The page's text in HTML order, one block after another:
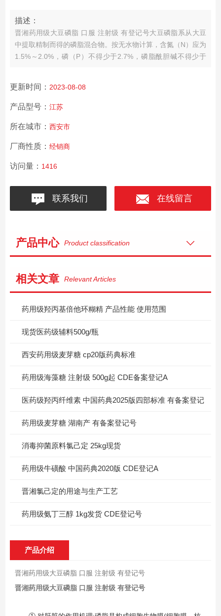
描述：
晋湘药用级大豆磷脂 口服 注射级 有登记号大豆磷脂系从大豆
中提取精制而得的磷脂混合物。按无水物计算，含氮（N）应为
1.5%～2.0%，磷（P）不得少于2.7%，磷脂酰胆碱不得少于
状体。
更新时间： 2023-08-08
产品型号： 江苏
所在城市： 西安市
厂商性质： 经销商
访问量： 1416
联系我们 在线留言
产品中心 Product classification
相关文章 Relevant Articles
药用级羟丙基倍他环糊精 产品性能 使用范围
现货医药级辅料500g/瓶
西安药用级麦芽糖 cp20版药典标准
药用级海藻糖 注射级 500g起 CDE备案登记A
医药级羟丙纤维素 中国药典2025版四部标准 有备案登记
药用级麦芽糖 湖南产 有备案登记号
消毒抑菌原料氯己定 25kg现货
药用级牛磺酸 中国药典2020版 CDE登记A
晋湘氯己定的用途与生产工艺
药用级氨丁三醇 1kg发货 CDE登记号
产品介绍
晋湘药用级大豆磷脂 口服 注射级 有登记号
晋湘药用级大豆磷脂 口服 注射级 有登记号